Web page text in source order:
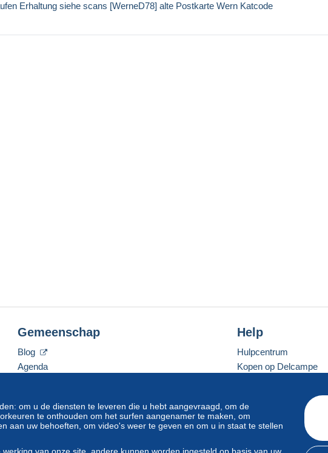
Erhaltung siehe scans [WerneD78] alte Postkarte Wern Katcode
om u de diensten te leveren die u hebt aangevraagd, om de
te onthouden om het surfen aangenamer te maken, om
aan uw behoeften, om video's weer te geven en om u in staat te stellen
Gemeenschap
Blog
Agenda
Help
Hulpcentrum
Kopen op Delcampe
Een beveiligde website